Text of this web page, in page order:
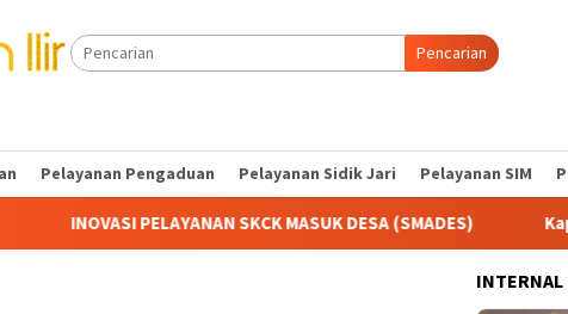
Pencarian
Pelayanan Pengaduan Pelayanan Sidik Jari Pelayanan SIM
SKCK MASUK DESA (SMADES) Kapolres Ogan Ilir
INTERNAL